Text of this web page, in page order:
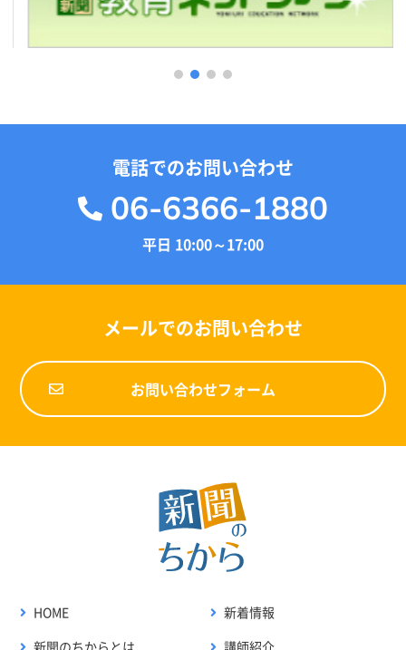
1 2 3
電話でのお問い合わせ
06-6366-1880
平日 10:00～17:00
メールでのお問い合わせ
お問い合わせフォーム
HOME
新着情報
新聞のちからとは
講師紹介